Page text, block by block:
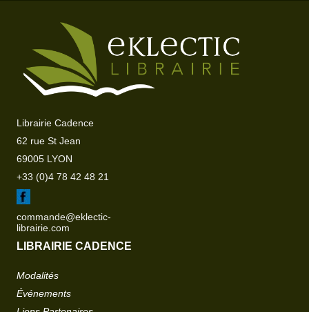
Librairie Cadence
62 rue St Jean
69005 LYON
+33 (0)4 78 42 48 21
commande@eklectic-
librairie.com
LIBRAIRIE CADENCE
Modalités
Événements